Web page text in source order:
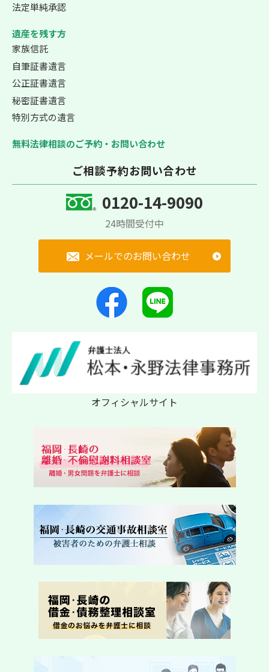
法定単純承認
遺産を残す方
家族信託
自筆証書遺言
公正証書遺言
秘密証書遺言
特別方式の遺言
無料法律相談のご予約・お問い合わせ
ご相談予約お問い合わせ
0120-14-9090
24時間受付中
メールでのお問い合わせ
オフィシャルサイト